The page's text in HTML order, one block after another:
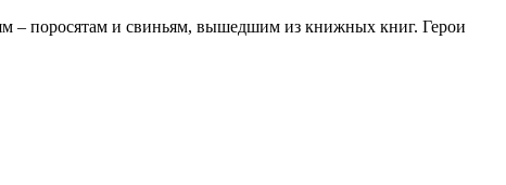
– поросятам и свиньям, вышедшим из книжных книг. Герои